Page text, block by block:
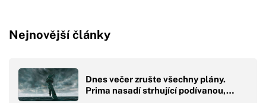
Nejnovější články
Dnes večer zrušte všechny plány.
Prima nasadí strhující podívanou,…